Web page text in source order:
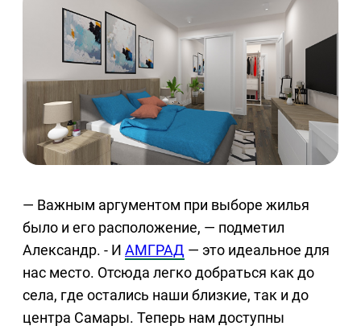
— Важным аргументом при выборе жилья
было и его расположение, — подметил
Александр. - И АМГРАД — это идеальное для
нас место. Отсюда легко добраться как до
села, где остались наши близкие, так и до
центра Самары. Теперь нам доступны